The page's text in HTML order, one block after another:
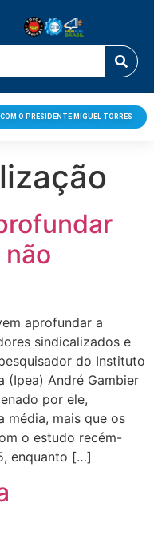
COM O PRESIDENTE MIGUEL TORRES
aprofundar a
sindicalizados e
do Instituto
(Ipea) André Gambier
por ele,
média, mais que os
o estudo recém-
enquanto […]